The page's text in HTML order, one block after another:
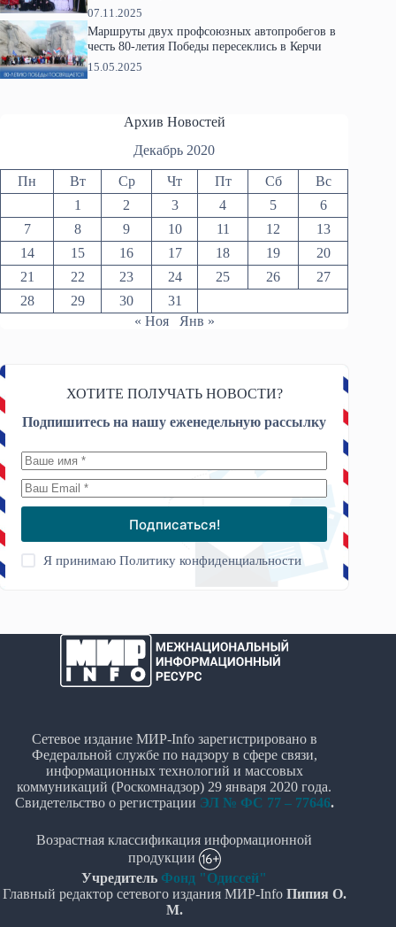
07.11.2025
Маршруты двух профсоюзных автопробегов в
честь 80-летия Победы пересеклись в Керчи
15.05.2025
Архив Новостей
Декабрь 2020
Пн Вт Ср Чт Пт Сб
Вс
1
2 3 4 5
6
7
8 9 10 11 12
13
14
15 16 17 18 19
20
21
22 23 24 25 26
27
28
29 30
31
« Ноя
Янв »
ХОТИТЕ ПОЛУЧАТЬ НОВОСТИ?
Подпишитесь на нашу еженедельную рассылку
Подписаться!
Я принимаюПолитику конфиденциальности
Сетевое издание МИР-Info зарегистрировано в
Федеральной службе по надзору в сфере связи,
информационных технологий и массовых
коммуникаций (Роскомнадзор) 29 января 2020 года.
Свидетельство о регистрации ЭЛ № ФС 77 – 77646.
Возрастная классификация информационной
продукции
Учредитель Фонд "Одиссей"
Главный редактор сетевого издания МИР-Info Пипия О.
М.